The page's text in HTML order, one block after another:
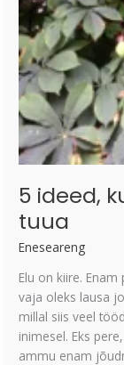
5 ideed,
tuua
Eneseareng
Elu on kiire.
vaja oleks lausa
millal siis veel
inimesel. Eks
ammu enam